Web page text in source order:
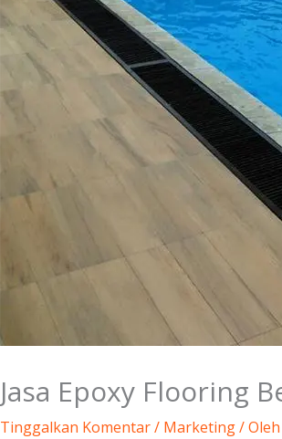
Jasa Epoxy Flooring
Tinggalkan Komentar/ Marketing/ Oleh